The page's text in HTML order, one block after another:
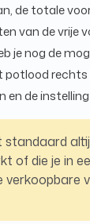
de totale
van de vrije
je nog de
en de
of die je in
verkoopbare